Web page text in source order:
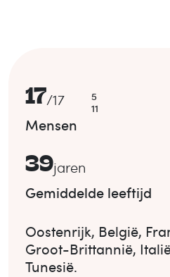
17/17
5
11
Mensen
39jaren
Gemiddelde leeftijd
Oostenrijk, België,
Groot-Brittannië,
Tunesië.